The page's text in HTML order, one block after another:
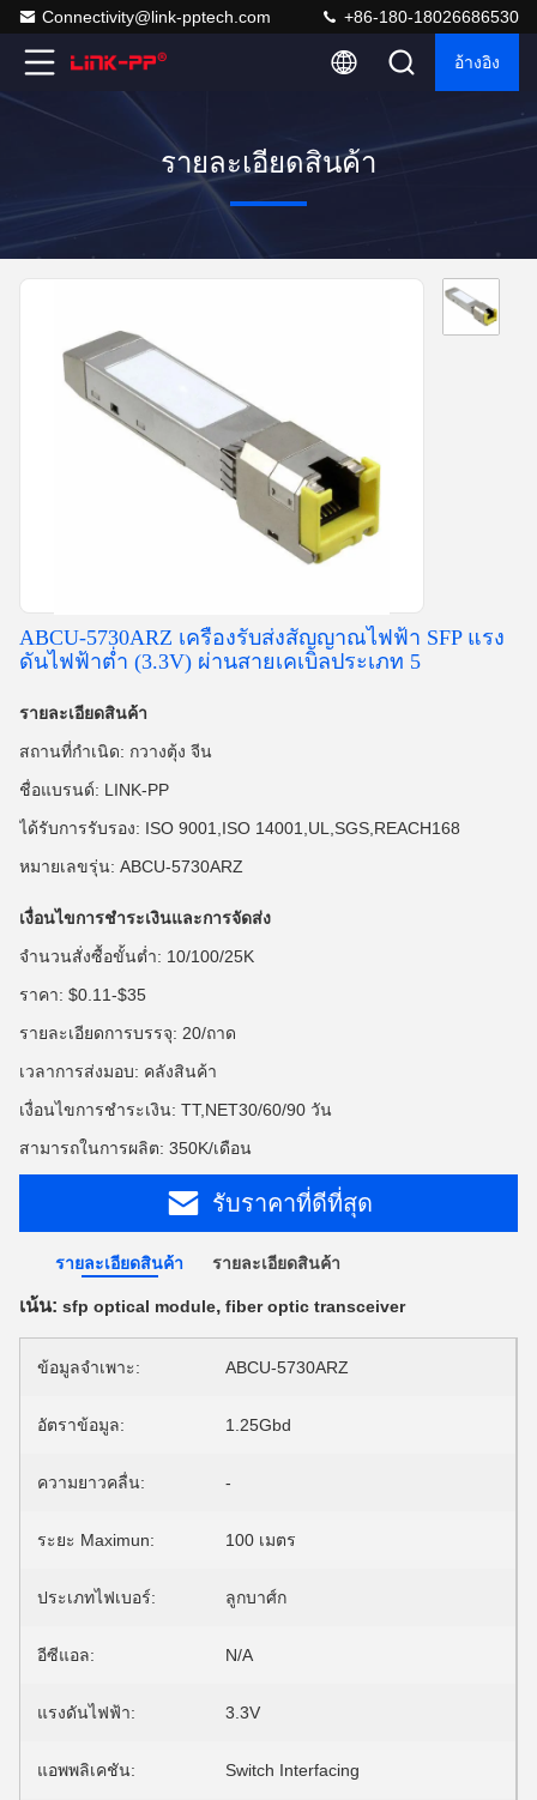
Connectivity@link-pptech.com +86-180-18026686530
อ้างอิง
รายละเอียดสินค้า
ABCU-5730ARZ เครื่องรับส่งสัญญาณไฟฟ้า SFP แรง
ดันไฟฟ้าต่ำ (3.3V) ผ่านสายเคเบิลประเภท 5
รายละเอียดสินค้า
สถานที่กำเนิด: กวางตุ้ง จีน
ชื่อแบรนด์: LINK-PP
ได้รับการรับรอง: ISO 9001,ISO 14001,UL,SGS,REACH168
หมายเลขรุ่น: ABCU-5730ARZ
เงื่อนไขการชำระเงินและการจัดส่ง
จำนวนสั่งซื้อขั้นต่ำ: 10/100/25K
ราคา: $0.11-$35
รายละเอียดการบรรจุ: 20/ถาด
เวลาการส่งมอบ: คลังสินค้า
เงื่อนไขการชำระเงิน: TT,NET30/60/90 วัน
สามารถในการผลิต: 350K/เดือน
รับราคาที่ดีที่สุด
รายละเอียดสินค้า รายละเอียดสินค้า
เน้น: sfp optical module, fiber optic transceiver
ข้อมูลจำเพาะ: ABCU-5730ARZ
อัตราข้อมูล: 1.25Gbd
ความยาวคลื่น: -
ระยะ Maximun: 100 เมตร
ประเภทไฟเบอร์: ลูกบาศ์ก
อีซีแอล: N/A
แรงดันไฟฟ้า: 3.3V
แอพพลิเคชัน: Switch Interfacing